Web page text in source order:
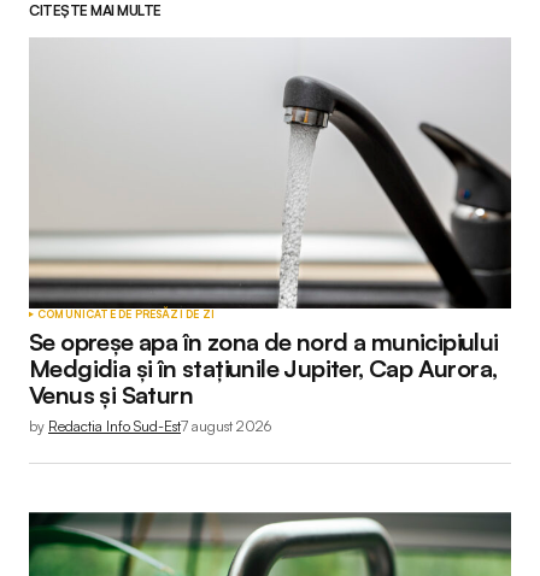
CITEȘTE MAI MULTE
COMUNICATE DE PRESĂZI DE ZI
Se opreșe apa în zona de nord a municipiului
Medgidia și în stațiunile Jupiter, Cap Aurora,
Venus și Saturn
by Redactia Info Sud-Est7 august 2026